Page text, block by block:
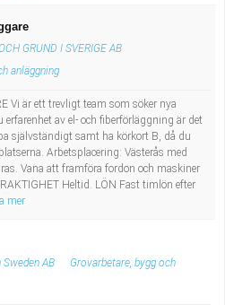
GRUND I SVERIGE AB
anläggning
Vi är ett trevligt team som söker nya
av el- och fiberförläggning är det
självständigt samt ha körkort B, då du
Arbetsplacering: Västerås med
Vana att framföra fordon och maskiner
Heltid. LÖN Fast timlön efter
mer
AB
Grovarbetare, bygg och